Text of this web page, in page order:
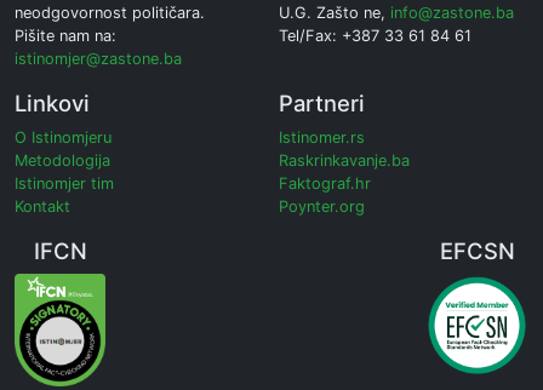
neodgovornost političara.
Pišite nam na:
istinomjer@zastone.ba
U.G. Zašto ne, info@zastone.ba
Tel/Fax: +387 33 61 84 61
Linkovi
O Istinomjeru
Metodologija
Istinomjer tim
Kontakt
Partneri
Istinomer.rs
Raskrinkavanje.ba
Faktograf.hr
Poynter.org
IFCN EFCSN